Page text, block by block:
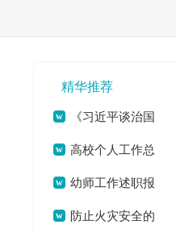
精华推荐
《习近平谈治国
理政》（第三卷）个
人学习体会[本文共
918字]
高校个人工作总
结(全文共20911字)
幼师工作述职报
告(通用7篇)(全文共
防止火灾安全的